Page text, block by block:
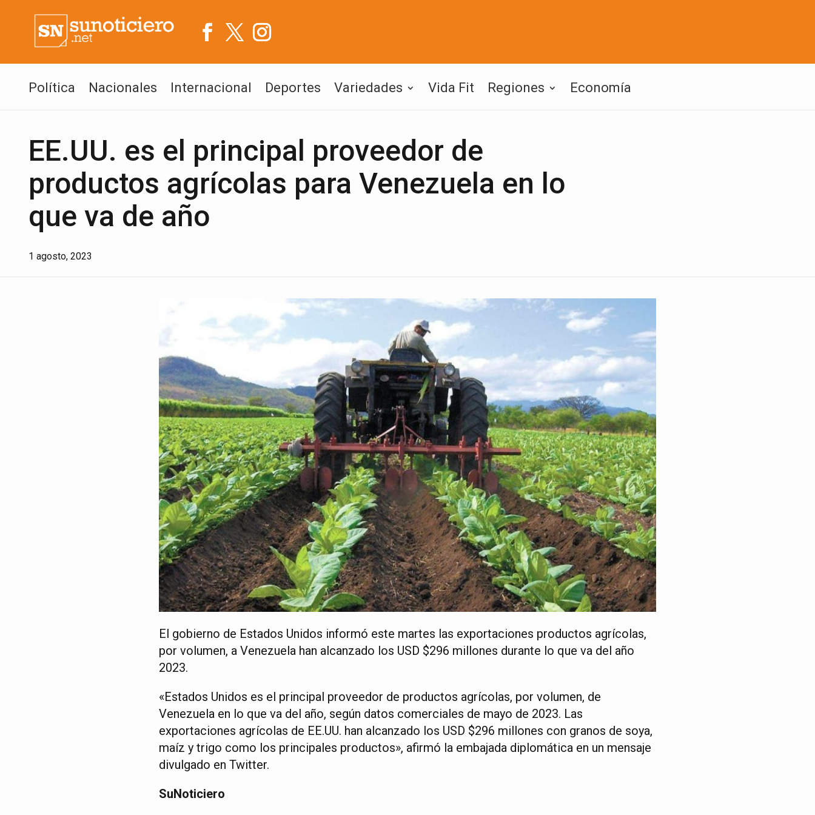
Política Nacionales Internacional Deportes Variedades Vida Fit Regiones Economía
EE.UU. es el principal proveedor de
productos agrícolas para Venezuela en lo
que va de año
1 agosto, 2023
El gobierno de Estados Unidos informó este martes las exportaciones productos agrícolas,
por volumen, a Venezuela han alcanzado los USD $296 millones durante lo que va del año
2023.
«Estados Unidos es el principal proveedor de productos agrícolas, por volumen, de
Venezuela en lo que va del año, según datos comerciales de mayo de 2023. Las
exportaciones agrícolas de EE.UU. han alcanzado los USD $296 millones con granos de soya,
maíz y trigo como los principales productos», afirmó la embajada diplomática en un mensaje
divulgado en Twitter.
SuNoticiero